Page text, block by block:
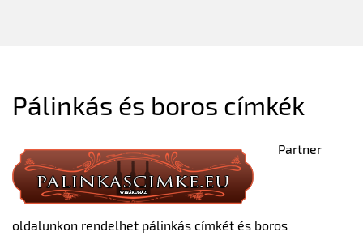
Pálinkás és boros címkék
Partner
oldalunkon rendelhet pálinkás címkét és boros